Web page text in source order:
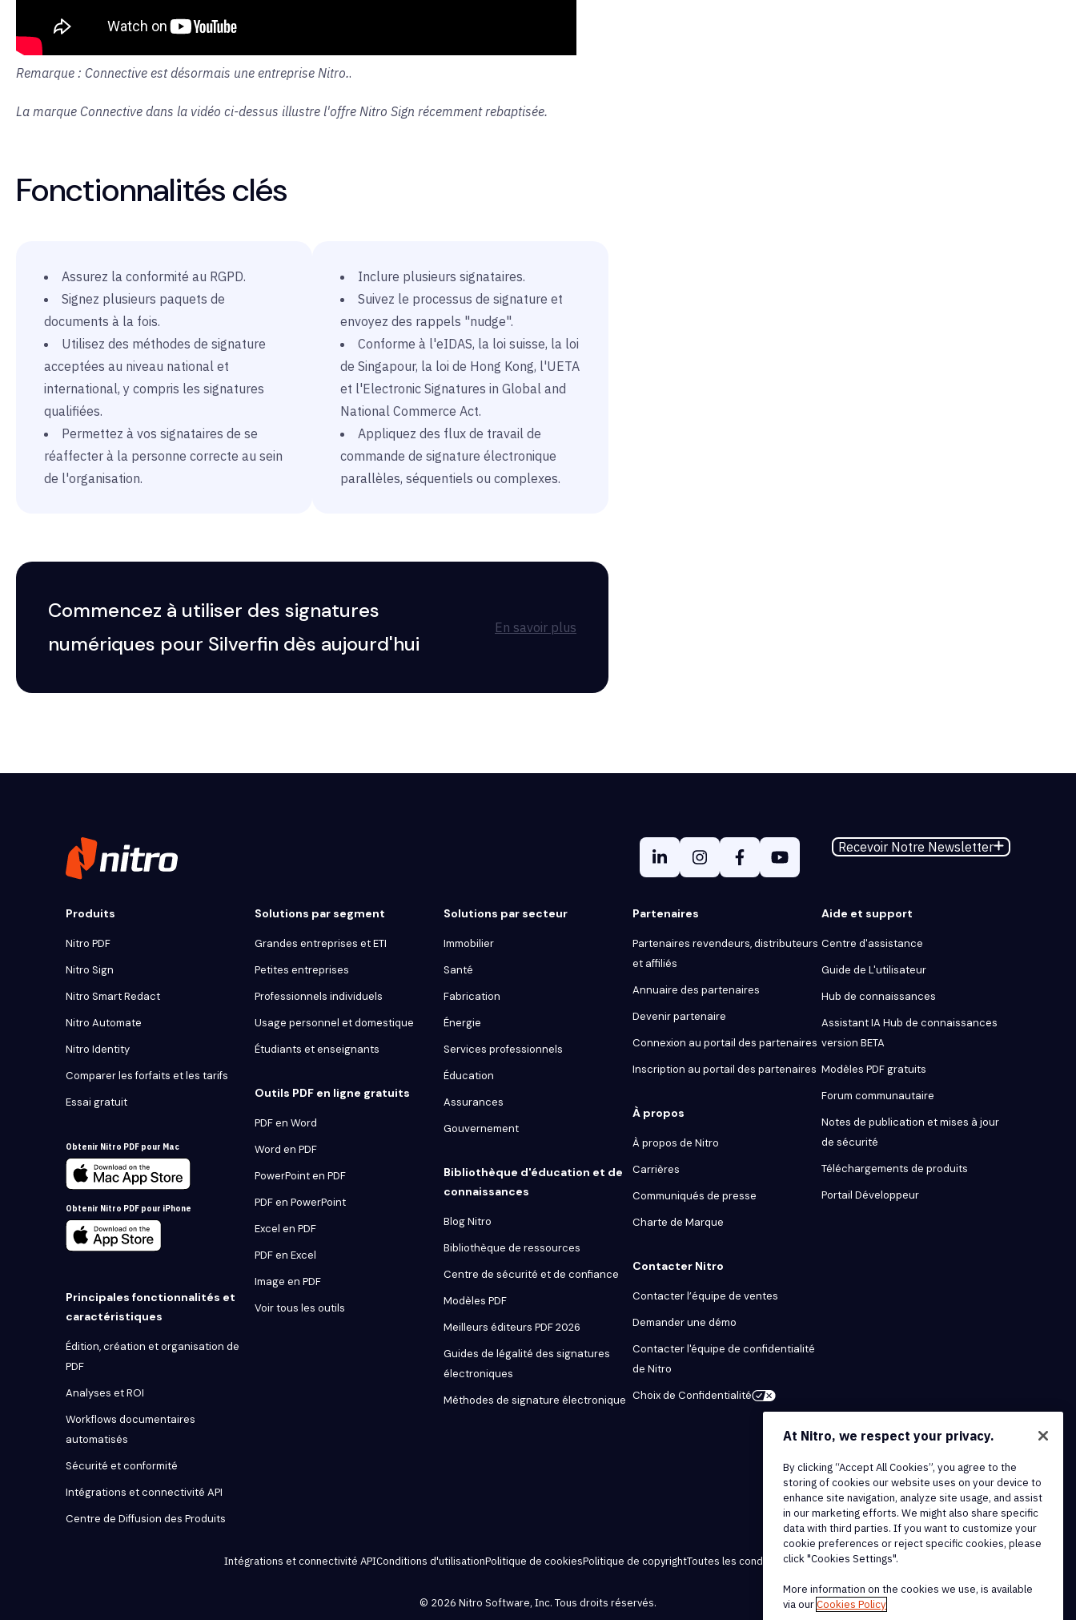
Remarque : Connective est désormais une entreprise Nitro..
La marque Connective dans la vidéo ci-dessus illustre l'offre Nitro Sign récemment rebaptisée.
Fonctionnalités clés
Assurez la conformité au RGPD.
Signez plusieurs paquets de
documents à la fois.
Utilisez des méthodes de signature
acceptées au niveau national et
international, y compris les signatures
qualifiées.
Permettez à vos signataires de se
réaffecter à la personne correcte au sein
de l'organisation.
Inclure plusieurs signataires.
Suivez le processus de signature et
envoyez des rappels "nudge".
Conforme à l'eIDAS, la loi suisse, la loi
de Singapour, la loi de Hong Kong, l'UETA
et l'Electronic Signatures in Global and
National Commerce Act.
Appliquez des flux de travail de
commande de signature électronique
parallèles, séquentiels ou complexes.
Commencez à utiliser des signatures
numériques pour Silverfin dès aujourd'hui
En savoir plus
Recevoir Notre Newsletter
Produits
Nitro PDF
Nitro Sign
Nitro Smart Redact
Nitro Automate
Nitro Identity
Comparer les forfaits et les tarifs
Essai gratuit
Obtenir Nitro PDF pour Mac
Obtenir Nitro PDF pour iPhone
Principales fonctionnalités et
caractéristiques
Édition, création et organisation de
PDF
Analyses et ROI
Workflows documentaires
automatisés
Sécurité et conformité
Intégrations et connectivité API
Centre de Diffusion des Produits
Solutions par segment
Grandes entreprises et ETI
Petites entreprises
Professionnels individuels
Usage personnel et domestique
Étudiants et enseignants
Outils PDF en ligne gratuits
PDF en Word
Word en PDF
PowerPoint en PDF
PDF en PowerPoint
Excel en PDF
PDF en Excel
Image en PDF
Voir tous les outils
Solutions par secteur
Immobilier
Santé
Fabrication
Énergie
Services professionnels
Éducation
Assurances
Gouvernement
Bibliothèque d'éducation et de
connaissances
Blog Nitro
Bibliothèque de ressources
Centre de sécurité et de confiance
Modèles PDF
Meilleurs éditeurs PDF 2026
Guides de légalité des signatures
électroniques
Méthodes de signature électronique
Partenaires
Partenaires revendeurs, distributeurs
et affiliés
Annuaire des partenaires
Devenir partenaire
Connexion au portail des partenaires
Inscription au portail des partenaires
À propos
À propos de Nitro
Carrières
Communiqués de presse
Charte de Marque
Contacter Nitro
Contacter l’équipe de ventes
Demander une démo
Contacter l'équipe de confidentialité
de Nitro
Choix de Confidentialité
Aide et support
Centre d'assistance
Guide de L'utilisateur
Hub de connaissances
Assistant IA Hub de connaissances
version BETA
Modèles PDF gratuits
Forum communautaire
Notes de publication et mises à jour
de sécurité
Téléchargements de produits
Portail Développeur
Intégrations et connectivité APIConditions d'utilisationPolitique de cookiesPolitique de copyrightToutes les conditions et politiques
© 2026 Nitro Software, Inc. Tous droits réservés.
At Nitro, we respect your privacy.
By clicking “Accept All Cookies”, you agree to the
storing of cookies our website uses on your device to
enhance site navigation, analyze site usage, and assist
in our marketing efforts. We might also share specific
data with third parties. If you want to customize your
cookie preferences or reject specific cookies, please
click "Cookies Settings".
More information on the cookies we use, is available
via ourCookies Policy